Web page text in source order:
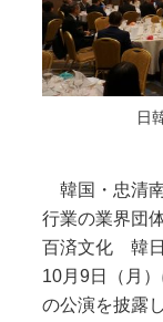
日
韓国・忠清
行業の業界団
百済文化 韓日
10月9日（月
の公演を披露